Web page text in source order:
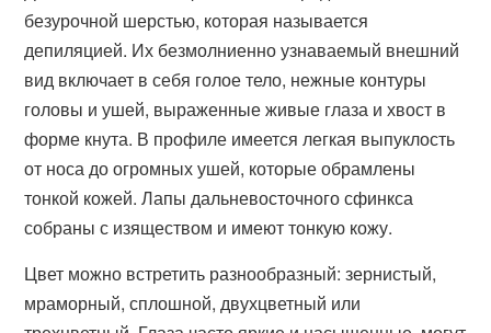
безурочной шерстью, которая называется
депиляцией. Их безмолниенно узнаваемый внешний
вид включает в себя голое тело, нежные контуры
головы и ушей, выраженные живые глаза и хвост в
форме кнута. В профиле имеется легкая выпуклость
от носа до огромных ушей, которые обрамлены
тонкой кожей. Лапы дальневосточного сфинкса
собраны с изяществом и имеют тонкую кожу.
Цвет можно встретить разнообразный: зернистый,
мраморный, сплошной, двухцветный или